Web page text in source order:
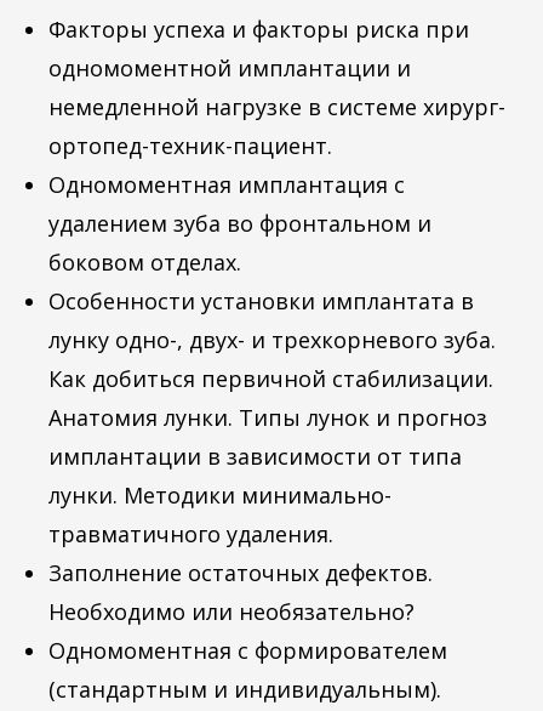
Факторы успеха и факторы риска при
одномоментной имплантации и
немедленной нагрузке в системе хирург-
ортопед-техник-пациент.
Одномоментная имплантация с
удалением зуба во фронтальном и
боковом отделах.
Особенности установки имплантата в
лунку одно-, двух- и трехкорневого зуба.
Как добиться первичной стабилизации.
Анатомия лунки. Типы лунок и прогноз
имплантации в зависимости от типа
лунки. Методики минимально-
травматичного удаления.
Заполнение остаточных дефектов.
Необходимо или необязательно?
Одномоментная с формирователем
(стандартным и индивидуальным).